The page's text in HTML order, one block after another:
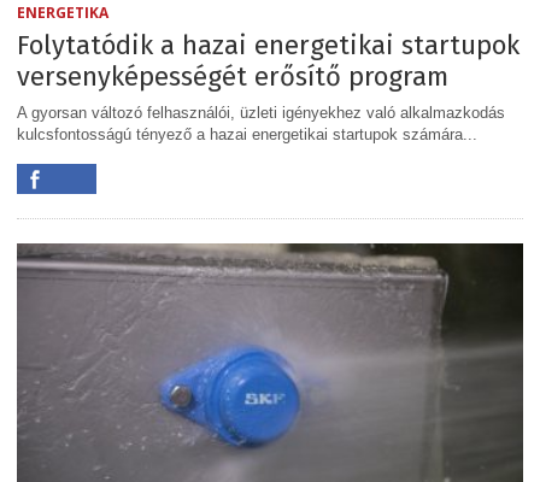
ENERGETIKA
Folytatódik a hazai energetikai startupok
versenyképességét erősítő program
A gyorsan változó felhasználói, üzleti igényekhez való alkalmazkodás
kulcsfontosságú tényező a hazai energetikai startupok számára...